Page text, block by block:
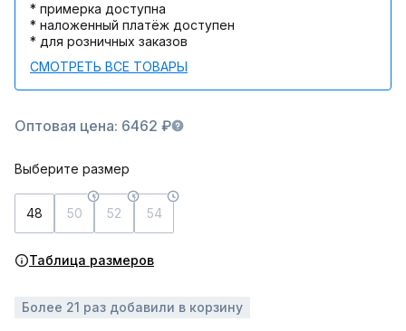
* примерка доступна
* наложенный платёж доступен
* для розничных заказов
СМОТРЕТЬ ВСЕ ТОВАРЫ
Оптовая цена: 6462 ₽
Выберите размер
48 50 52 54
Таблица размеров
Более 21 раз добавили в корзину